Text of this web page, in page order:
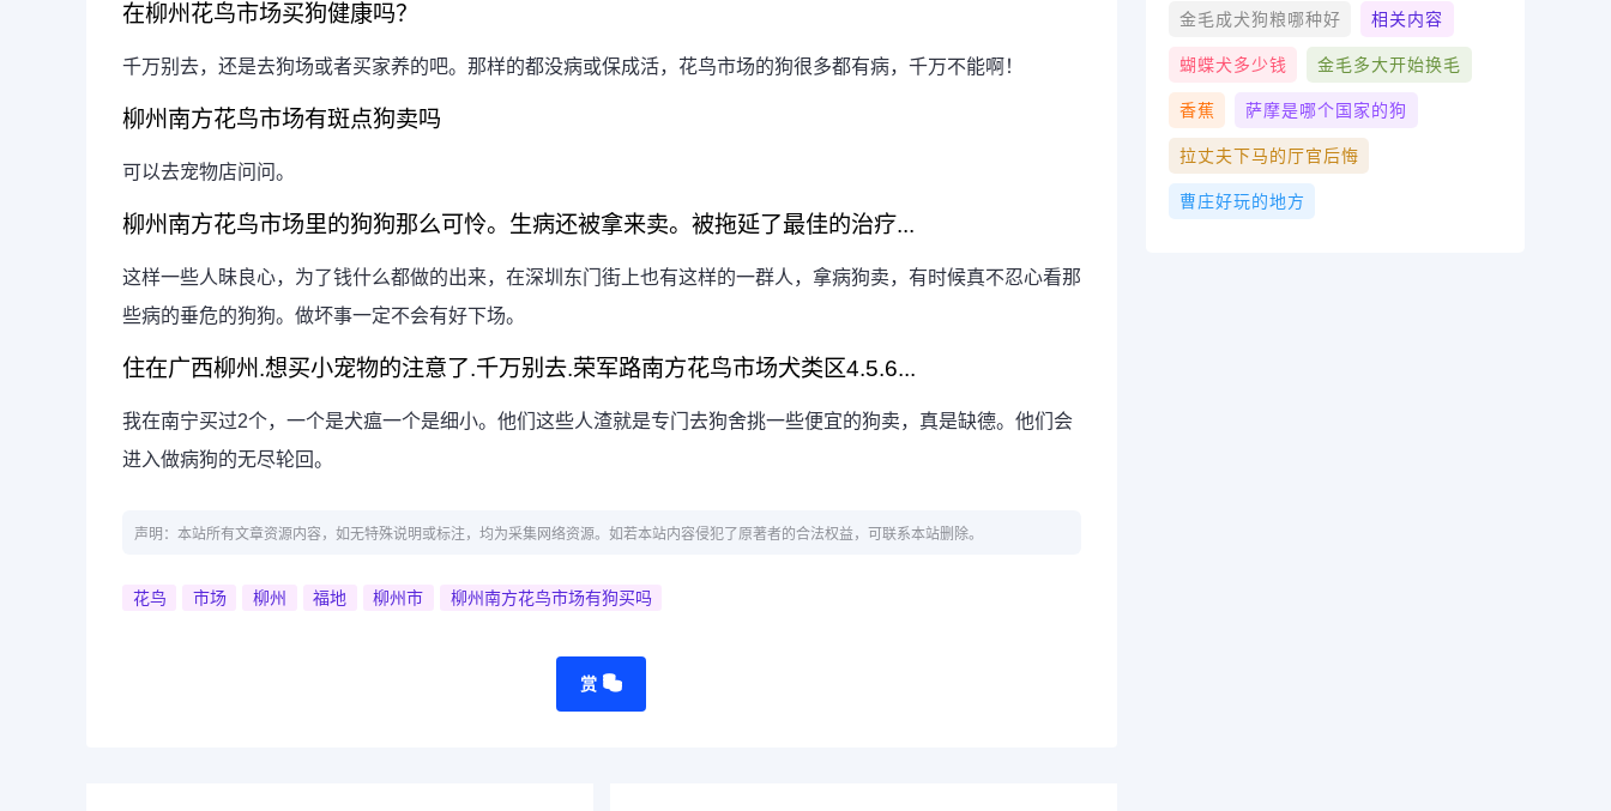
在柳州花鸟市场买狗健康吗？
千万别去，还是去狗场或者买家养的吧。那样的都没病或保成活，花鸟市场的狗很多都有病，千万不能啊！
柳州南方花鸟市场有斑点狗卖吗
可以去宠物店问问。
柳州南方花鸟市场里的狗狗那么可怜。生病还被拿来卖。被拖延了最佳的治疗...
这样一些人昧良心，为了钱什么都做的出来，在深圳东门街上也有这样的一群人，拿病狗卖，有时候真不忍心看那
些病的垂危的狗狗。做坏事一定不会有好下场。
住在广西柳州.想买小宠物的注意了.千万别去.荣军路南方花鸟市场犬类区4.5.6...
我在南宁买过2个，一个是犬瘟一个是细小。他们这些人渣就是专门去狗舍挑一些便宜的狗卖，真是缺德。他们会
进入做病狗的无尽轮回。
声明：本站所有文章资源内容，如无特殊说明或标注，均为采集网络资源。如若本站内容侵犯了原著者的合法权益，可联系本站删除。
花鸟 市场 柳州 福地 柳州市 柳州南方花鸟市场有狗买吗
赏
金毛成犬狗粮哪种好 相关内容
蝴蝶犬多少钱 金毛多大开始换毛
香蕉 萨摩是哪个国家的狗
拉丈夫下马的厅官后悔
曹庄好玩的地方